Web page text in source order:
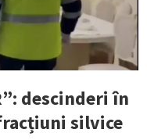
descinderi în
silvice